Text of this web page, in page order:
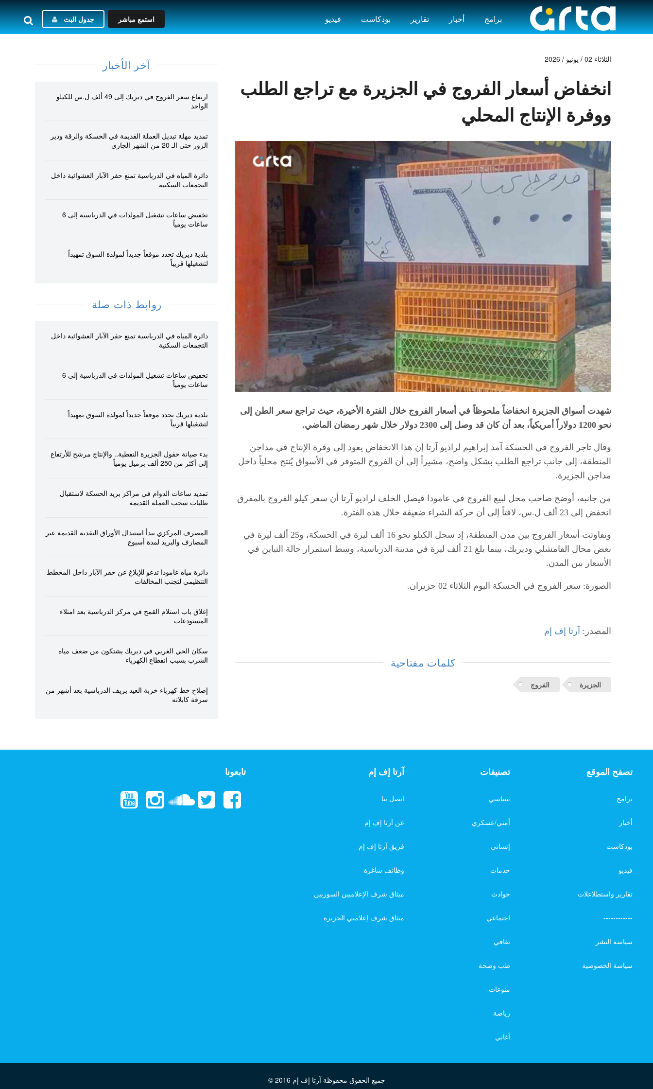
برامج أخبار تقارير بودكاست فيديو جدول البث استمع مباشر
آخر الأخبار
ارتفاع سعر الفروج في ديريك إلى 49 ألف ل.س للكيلو
الواحد
تمديد مهلة تبديل العملة القديمة في الحسكة والرقة ودير
الزور حتى الـ 20 من الشهر الجاري
دائرة المياه في الدرباسية تمنع حفر الآبار العشوائية داخل
التجمعات السكنية
تخفيض ساعات تشغيل المولدات في الدرباسية إلى 6
ساعات يومياً
بلدية ديريك تحدد موقعاً جديداً لمولدة السوق تمهيداً
لتشغيلها قريباً
روابط ذات صلة
دائرة المياه في الدرباسية تمنع حفر الآبار العشوائية داخل
التجمعات السكنية
تخفيض ساعات تشغيل المولدات في الدرباسية إلى 6
ساعات يومياً
بلدية ديريك تحدد موقعاً جديداً لمولدة السوق تمهيداً
لتشغيلها قريباً
بدء صيانة حقول الجزيرة النفطية.. والإنتاج مرشح للأرتفاع
إلى أكثر من 250 ألف برميل يومياً
تمديد ساعات الدوام في مراكز بريد الحسكة لاستقبال
طلبات سحب العملة القديمة
المصرف المركزي يبدأ استبدال الأوراق النقدية القديمة عبر
المصارف والبريد لمدة أسبوع
دائرة مياه عامودا تدعو للإبلاغ عن حفر الآبار داخل المخطط
التنظيمي لتجنب المخالفات
إغلاق باب استلام القمح في مركز الدرباسية بعد امتلاء
المستودعات
سكان الحي الغربي في ديريك يشتكون من ضعف مياه
الشرب بسبب انقطاع الكهرباء
إصلاح خط كهرباء خربة العيد بريف الدرباسية بعد أشهر من
سرقة كابلاته
الثلاثاء 02 / يونيو / 2026
انخفاض أسعار الفروج في الجزيرة مع تراجع الطلب
ووفرة الإنتاج المحلي
شهدت أسواق الجزيرة انخفاضاً ملحوظاً في أسعار الفروج خلال الفترة الأخيرة، حيث تراجع سعر الطن إلى
نحو 1200 دولاراً أمريكياً، بعد أن كان قد وصل إلى 2300 دولار خلال شهر رمضان الماضي.
وقال تاجر الفروج في الحسكة آمد إبراهيم لراديو آرتا إن هذا الانخفاض يعود إلى وفرة الإنتاج في مداجن
المنطقة، إلى جانب تراجع الطلب بشكل واضح، مشيراً إلى أن الفروج المتوفر في الأسواق يُنتج محلياً داخل
مداجن الجزيرة.
من جانبه، أوضح صاحب محل لبيع الفروج في عامودا فيصل الخلف لراديو آرتا أن سعر كيلو الفروج بالمفرق
انخفض إلى 23 ألف ل.س، لافتاً إلى أن حركة الشراء ضعيفة خلال هذه الفترة.
وتفاوتت أسعار الفروج بين مدن المنطقة، إذ سجل الكيلو نحو 16 ألف ليرة في الحسكة، و25 ألف ليرة في
بعض محال القامشلي وديريك، بينما بلغ 21 ألف ليرة في مدينة الدرباسية، وسط استمرار حالة التباين في
الأسعار بين المدن.
الصورة: سعر الفروج في الحسكة اليوم الثلاثاء 02 حزيران.
المصدر: آرتا إف إم
كلمات مفتاحية
الفروج الجزيرة
تصفح الموقع
برامج
أخبار
بودكاست
فيديو
تقارير واستطلاعلات
------------
سياسة النشر
سياسة الخصوصية
تصنيفات
سياسي
أمني/عسكري
إنساني
خدمات
حوادث
اجتماعي
ثقافي
طب وصحة
منوعات
رياضة
أغاني
آرتا إف إم
اتصل بنا
عن آرتا إف إم
فريق آرتا إف إم
وظائف شاغرة
ميثاق شرف الإعلاميين السوريين
ميثاق شرف إعلاميي الجزيرة
تابعونا
© 2016 جميع الحقوق محفوظة آرتا إف إم